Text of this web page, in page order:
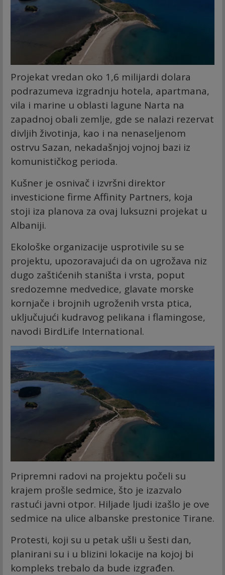
Projekat vredan oko 1,6 milijardi dolara
podrazumeva izgradnju hotela, apartmana,
vila i marine u oblasti lagune Narta na
zapadnoj obali zemlje, gde se nalazi rezervat
divljih životinja, kao i na nenaseljenom
ostrvu Sazan, nekadašnjoj vojnoj bazi iz
komunističkog perioda.
Kušner je osnivač i izvršni direktor
investicione firme Affinity Partners, koja
stoji iza planova za ovaj luksuzni projekat u
Albaniji.
Ekološke organizacije usprotivile su se
projektu, upozoravajući da on ugrožava niz
dugo zaštićenih staništa i vrsta, poput
sredozemne medvedice, glavate morske
kornjače i brojnih ugroženih vrsta ptica,
uključujući kudravog pelikana i flamingose,
navodi BirdLife International.
Pripremni radovi na projektu počeli su
krajem prošle sedmice, što je izazvalo
rastući javni otpor. Hiljade ljudi izašlo je ove
sedmice na ulice albanske prestonice Tirane.
Protesti, koji su u petak ušli u šesti dan,
planirani su i u blizini lokacije na kojoj bi
kompleks trebalo da bude izgrađen.